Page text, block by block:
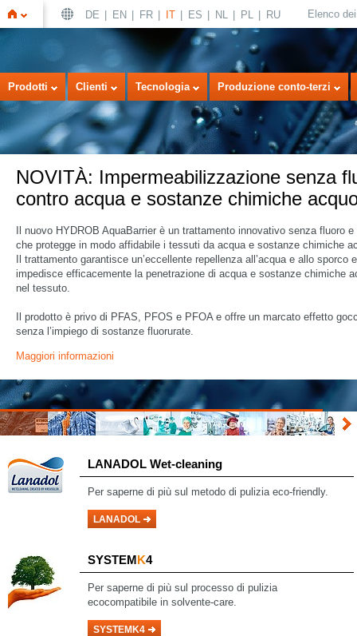
Home
DE EN FR IT ES NL PL RU Elenco
Prodotti Clienti Tecnologia Produzione conto-terzi
senza fluoro
sostanze chimiche acquose!
è un trattamento innovativo senza fluoro e PFAS
i tessuti da acqua e sostanze chimiche acquose.
repellenza all’acqua e allo sporco e
penetrazione di acqua e sostanze chimiche acquose
PFOS e PFOA e offre un marcato effetto goccia –
fluorurate.
LANADOL Wet-cleaning
Per saperne di più sul metodo di pulizia eco-friendly.
LANADOL
SYSTEMK4
Per saperne di più sul processo di pulizia
ecocompatibile in solvente-care.
SYSTEMK4